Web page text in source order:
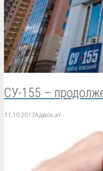
СУ-155 –
11.10.2017Адвокат